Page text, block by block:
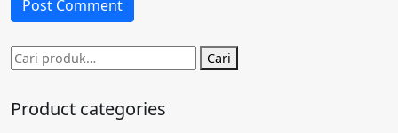
Pencarian
untuk:
Cari
Product categories